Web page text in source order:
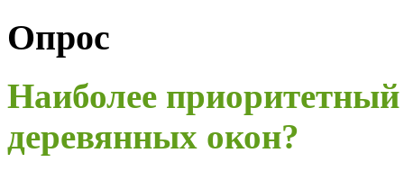
Опрос
Наиболее
деревянных окон?